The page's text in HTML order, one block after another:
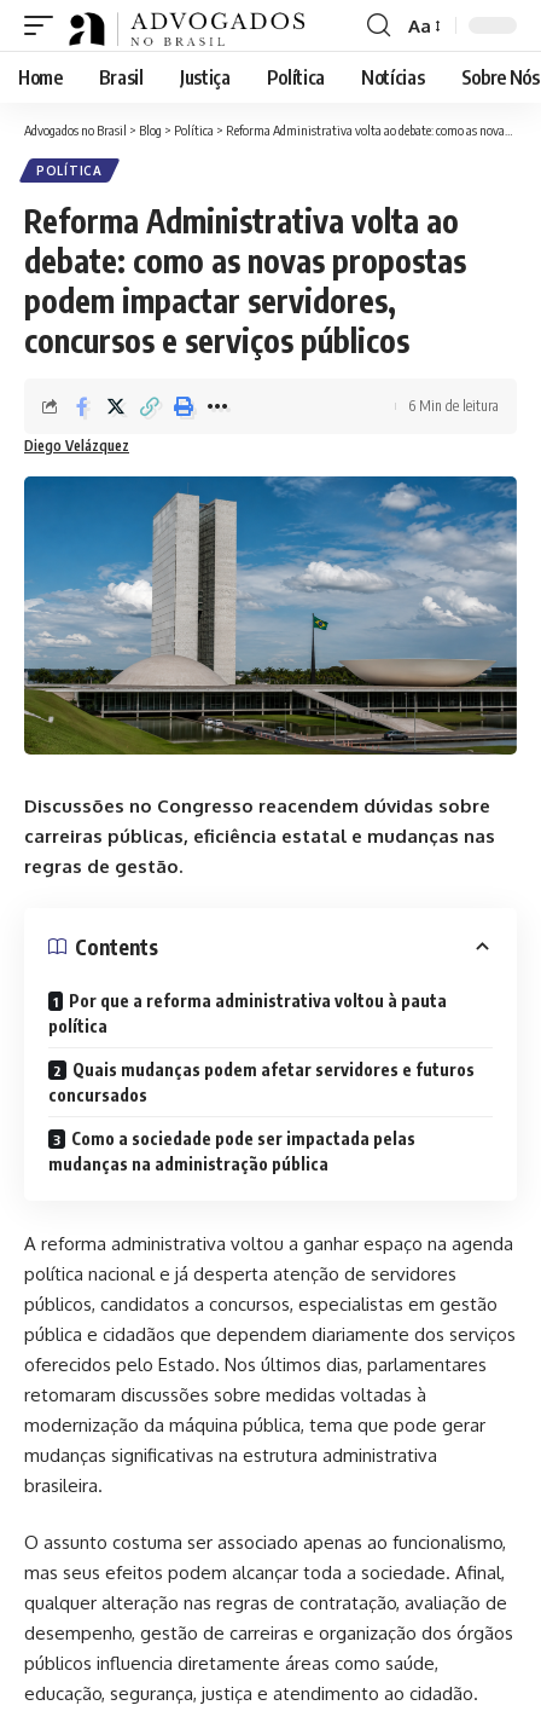
Font
Resizer
Aa
Home Brasil Justiça Política Notícias Sobre Nós
Advogados no Brasil > Blog > Política > Reforma Administrativa volta ao debate: como as novas propostas podem impactar servidores, concursos e serviços públicos
POLÍTICA
Reforma Administrativa volta ao
debate: como as novas propostas
podem impactar servidores,
concursos e serviços públicos
Diego Velázquez
6 Min de leitura
Discussões no Congresso reacendem dúvidas sobre
carreiras públicas, eficiência estatal e mudanças nas
regras de gestão.
Contents
Por que a reforma administrativa voltou à pauta
política
Quais mudanças podem afetar servidores e futuros
concursados
Como a sociedade pode ser impactada pelas
mudanças na administração pública
A reforma administrativa voltou a ganhar espaço na agenda
política nacional e já desperta atenção de servidores
públicos, candidatos a concursos, especialistas em gestão
pública e cidadãos que dependem diariamente dos serviços
oferecidos pelo Estado. Nos últimos dias, parlamentares
retomaram discussões sobre medidas voltadas à
modernização da máquina pública, tema que pode gerar
mudanças significativas na estrutura administrativa
brasileira.
O assunto costuma ser associado apenas ao funcionalismo,
mas seus efeitos podem alcançar toda a sociedade. Afinal,
qualquer alteração nas regras de contratação, avaliação de
desempenho, gestão de carreiras e organização dos órgãos
públicos influencia diretamente áreas como saúde,
educação, segurança, justiça e atendimento ao cidadão.